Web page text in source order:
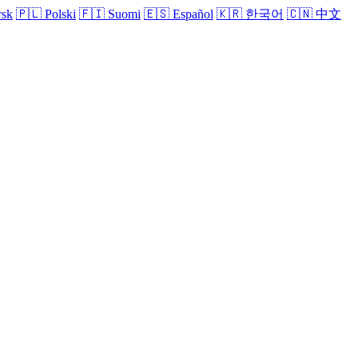
🇵🇱 Polski 🇫🇮 Suomi 🇪🇸 Español 🇰🇷 한국어 🇨🇳 中文